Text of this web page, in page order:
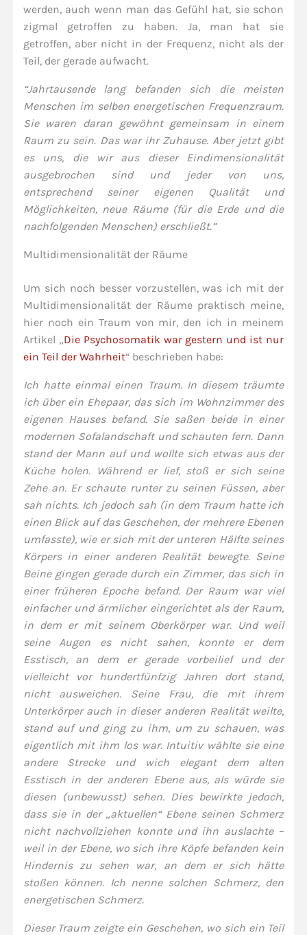
werden, auch wenn man das Gefühl hat, sie schon
zigmal getroffen zu haben. Ja, man hat sie
getroffen, aber nicht in der Frequenz, nicht als der
Teil, der gerade aufwacht.
“Jahrtausende lang befanden sich die meisten
Menschen im selben energetischen Frequenzraum.
Sie waren daran gewöhnt gemeinsam in einem
Raum zu sein. Das war ihr Zuhause. Aber jetzt gibt
es uns, die wir aus dieser Eindimensionalität
ausgebrochen sind und jeder von uns,
entsprechend seiner eigenen Qualität und
Möglichkeiten, neue Räume (für die Erde und die
nachfolgenden Menschen) erschließt.”
Multidimensionalität der Räume
Um sich noch besser vorzustellen, was ich mit der
Multidimensionalität der Räume praktisch meine,
hier noch ein Traum von mir, den ich in meinem
Artikel „Die Psychosomatik war gestern und ist nur
ein Teil der Wahrheit“ beschrieben habe:
Ich hatte einmal einen Traum. In diesem träumte
ich über ein Ehepaar, das sich im Wohnzimmer des
eigenen Hauses befand. Sie saßen beide in einer
modernen Sofalandschaft und schauten fern. Dann
stand der Mann auf und wollte sich etwas aus der
Küche holen. Während er lief, stoß er sich seine
Zehe an. Er schaute runter zu seinen Füssen, aber
sah nichts. Ich jedoch sah (in dem Traum hatte ich
einen Blick auf das Geschehen, der mehrere Ebenen
umfasste), wie er sich mit der unteren Hälfte seines
Körpers in einer anderen Realität bewegte. Seine
Beine gingen gerade durch ein Zimmer, das sich in
einer früheren Epoche befand. Der Raum war viel
einfacher und ärmlicher eingerichtet als der Raum,
in dem er mit seinem Oberkörper war. Und weil
seine Augen es nicht sahen, konnte er dem
Esstisch, an dem er gerade vorbeilief und der
vielleicht vor hundertfünfzig Jahren dort stand,
nicht ausweichen. Seine Frau, die mit ihrem
Unterkörper auch in dieser anderen Realität weilte,
stand auf und ging zu ihm, um zu schauen, was
eigentlich mit ihm los war. Intuitiv wählte sie eine
andere Strecke und wich elegant dem alten
Esstisch in der anderen Ebene aus, als würde sie
diesen (unbewusst) sehen. Dies bewirkte jedoch,
dass sie in der „aktuellen“ Ebene seinen Schmerz
nicht nachvollziehen konnte und ihn auslachte –
weil in der Ebene, wo sich ihre Köpfe befanden kein
Hindernis zu sehen war, an dem er sich hätte
stoßen können. Ich nenne solchen Schmerz, den
energetischen Schmerz.
Dieser Traum zeigte ein Geschehen, wo sich ein Teil